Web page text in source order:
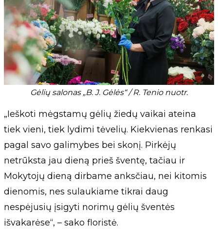
Gėlių salonas „B. J. Gėlės“ / R. Tenio nuotr.
„Ieškoti mėgstamų gėlių žiedų vaikai ateina
tiek vieni, tiek lydimi tėvelių. Kiekvienas renkasi
pagal savo galimybes bei skonį. Pirkėjų
netrūksta jau dieną prieš šventę, tačiau ir
Mokytojų dieną dirbame anksčiau, nei kitomis
dienomis, nes sulaukiame tikrai daug
nespėjusių įsigyti norimų gėlių šventės
išvakarėse“, – sako floristė.